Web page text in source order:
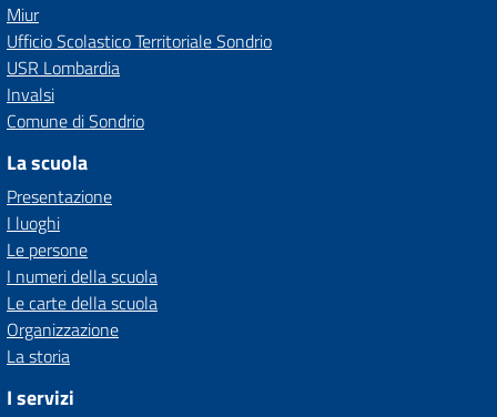
Miur
Ufficio Scolastico Territoriale Sondrio
USR Lombardia
Invalsi
Comune di Sondrio
La scuola
Presentazione
I luoghi
Le persone
I numeri della scuola
Le carte della scuola
Organizzazione
La storia
I servizi